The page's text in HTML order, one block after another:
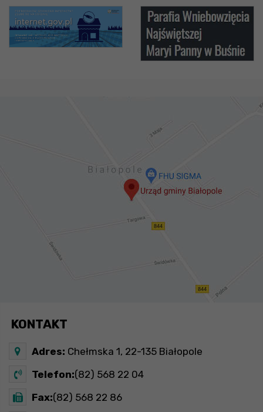
KONTAKT
Adres: Chełmska 1, 22-135 Białopole
Telefon:(82) 568 22 04
Fax:(82) 568 22 86